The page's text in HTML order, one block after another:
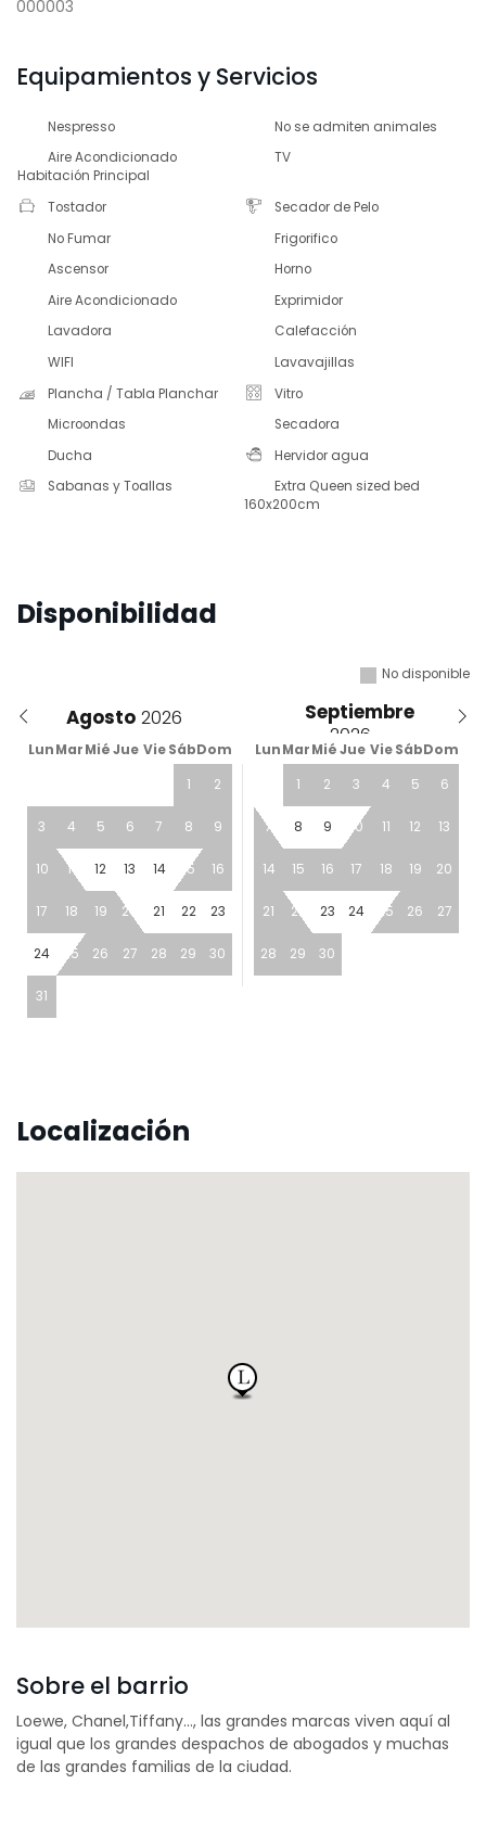
000003
Equipamientos y Servicios
Nespresso
No se admiten animales
Aire Acondicionado
Habitación Principal
TV
Tostador
Secador de Pelo
No Fumar
Frigorifico
Ascensor
Horno
Aire Acondicionado
Exprimidor
Lavadora
Calefacción
WIFI
Lavavajillas
Plancha / Tabla Planchar
Vitro
Microondas
Secadora
Ducha
Hervidor agua
Sabanas y Toallas
Extra Queen sized bed
160x200cm
Disponibilidad
No disponible
Agosto Septiembre
LunMarMiéJue Vie SábDom LunMarMiéJue Vie SábDom
1 2
3 4 5 6 7 8 9
10 11 12 13 14 15 16
17 18 19 20 21 22 23
24 25 26 27 28 29 30
31
1 2 3 4 5 6
7 8 9 10 11 12 13
14 15 16 17 18 19 20
21 22 23 24 25 26 27
28 29 30
Localización
Sobre el barrio
Loewe, Chanel,Tiffany…, las grandes marcas viven aquí al
igual que los grandes despachos de abogados y muchas
de las grandes familias de la ciudad.